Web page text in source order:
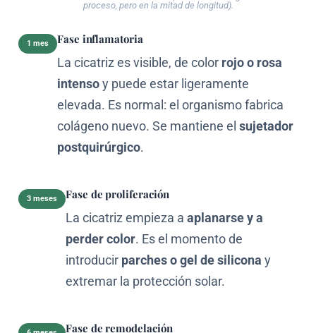
proceso, pero en la mitad de longitud).
1 mes Fase inflamatoria
La cicatriz es visible, de color rojo o rosa
intensoy puede estar ligeramente
elevada. Es normal: el organismo fabrica
colágeno nuevo. Se mantiene el sujetador
postquirúrgico.
3 meses Fase de proliferación
La cicatriz empieza a aplanarse y a
perder color. Es el momento de
introducir parches o gel de silicona y
extremar la protección solar.
Fase de remodelación